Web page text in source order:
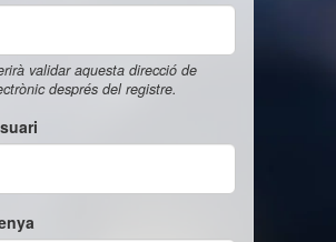
validar aquesta direcció de
després del registre.